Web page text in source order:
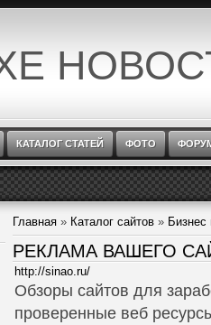
КАТАЛОГ СТАТЕЙ ФОТО
Главная » Каталог сайтов »
РЕКЛАМА ВАШЕГО
http://sinao.ru/
Обзоры сайтов для
проверенные веб